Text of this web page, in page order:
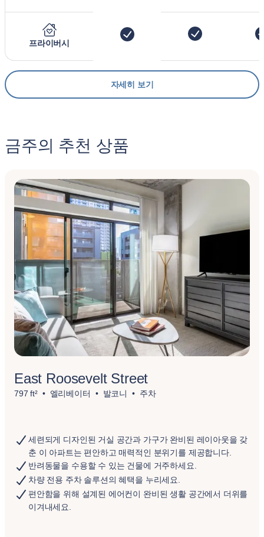
프라이버시
자세히 보기
금주의 추천 상품
East Roosevelt Street
797 ft² 엘리베이터 발코니 주차
세련되게 디자인된 거실 공간과 가구가 완비된 레이아웃을 갖
춘 이 아파트는 편안하고 매력적인 분위기를 제공합니다.
반려동물을 수용할 수 있는 건물에 거주하세요.
차량 전용 주차 솔루션의 혜택을 누리세요.
편안함을 위해 설계된 에어컨이 완비된 생활 공간에서 더위를
이겨내세요.